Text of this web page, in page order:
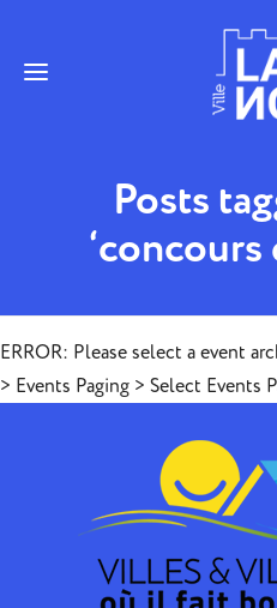
Posts
‘concours
ERROR: Please select a event
> Events Paging > Select Events